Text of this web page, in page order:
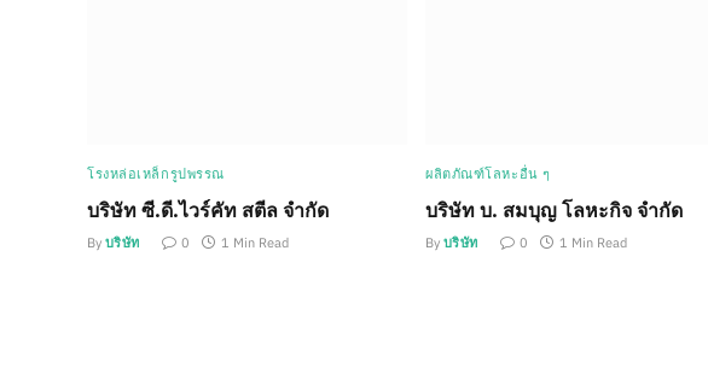
โรงหล่อเหล็กรูปพรรณ
บริษัท ซี.ดี.ไวร์คัท สตีล จำกัด
By บริษัท 0 1 Min Read
ผลิตภัณฑ์โลหะอื่น ๆ
บริษัท บ. สมบุญ โลหะกิจ จำกัด
By บริษัท 0 1 Min Read